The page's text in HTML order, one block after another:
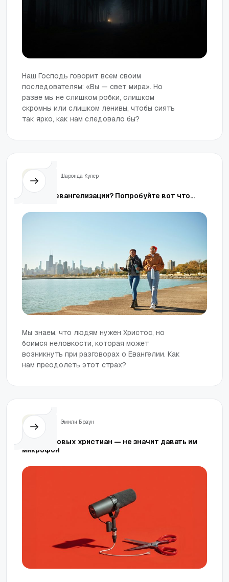
Наш Господь говорит всем своим
последователям: «Вы — свет мира». Но
разве мы не слишком робки, слишком
скромны или слишком ленивы, чтобы сиять
так ярко, как нам следовало бы?
Шаронда Купер
Боитесь евангелизации? Попробуйте вот что...
Мы знаем, что людям нужен Христос, но
боимся неловкости, которая может
возникнуть при разговорах о Евангелии. Как
нам преодолеть этот страх?
Эмили Браун
Любить новых христиан — не значит давать им
микрофон